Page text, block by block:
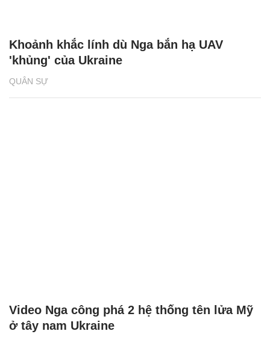
QUÂN SỰ
Khoảnh khắc lính dù Nga bắn hạ UAV
'khủng' của Ukraine
Video Nga công phá 2 hệ thống tên lửa Mỹ
ở tây nam Ukraine